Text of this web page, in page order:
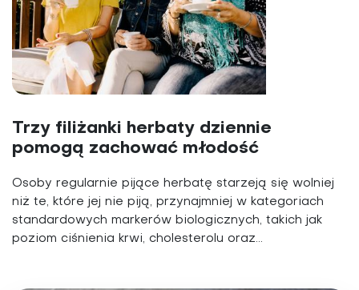
Trzy filiżanki herbaty dziennie
pomogą zachować młodość
Osoby regularnie pijące herbatę starzeją się wolniej
niż te, które jej nie piją, przynajmniej w kategoriach
standardowych markerów biologicznych, takich jak
poziom ciśnienia krwi, cholesterolu oraz...